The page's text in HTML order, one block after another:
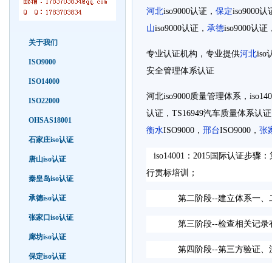
关于我们
ISO9000
ISO14000
ISO22000
OHSAS18001
石家庄iso认证
唐山iso认证
秦皇岛iso认证
承德iso认证
张家口iso认证
廊坊iso认证
保定iso认证
河北iso9000认证， 保定iso9000认
山iso9000认证， 承德iso9000认证
专业认证机构，专业提供河北iso
安全管理体系认证
河北iso9000质量管理体系，
认证， TS16949汽车质量体系认
衡水ISO9000， 邢台ISO9000， 张
iso14001：2015国际认证步骤
行贯标培训；
第二阶段--建立体系一、二
第三阶段--检查相关记录有
第四阶段--第三方验证、注